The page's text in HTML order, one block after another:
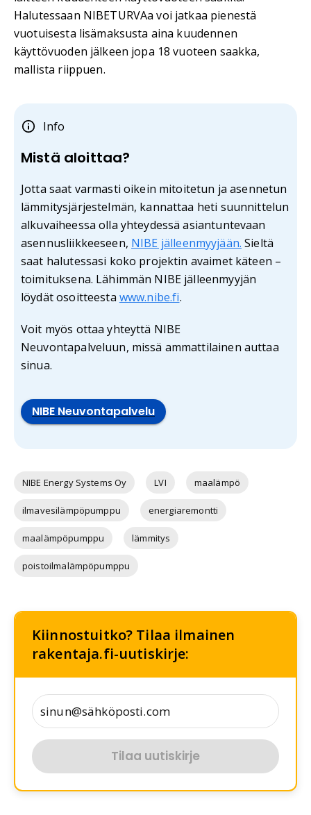
Halutessaan NIBETURVAa voi jatkaa pienestä
vuotuisesta lisämaksusta aina kuudennen
käyttövuoden jälkeen jopa 18 vuoteen saakka,
mallista riippuen.
Info
Mistä aloittaa?
Jotta saat varmasti oikein mitoitetun ja asennetun
lämmitysjärjestelmän, kannattaa heti suunnittelun
alkuvaiheessa olla yhteydessä asiantuntevaan
asennusliikkeeseen, NIBE jälleenmyyjään. Sieltä
saat halutessasi koko projektin avaimet käteen –
toimituksena. Lähimmän NIBE jälleenmyyjän
löydät osoitteesta www.nibe.fi.
Voit myös ottaa yhteyttä NIBE
Neuvontapalveluun, missä ammattilainen auttaa
sinua.
NIBE Neuvontapalvelu
NIBE Energy Systems Oy LVI maalämpö
ilmavesilämpöpumppu energiaremontti
maalämpöpumppu lämmitys
poistoilmalämpöpumppu
Kiinnostuitko? Tilaa ilmainen
rakentaja.fi-uutiskirje:
Tilaa uutiskirje